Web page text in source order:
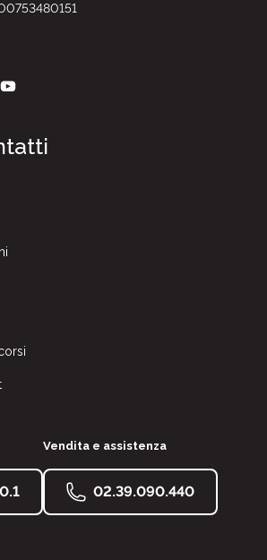
Vendita e assistenza
02.39.090.440